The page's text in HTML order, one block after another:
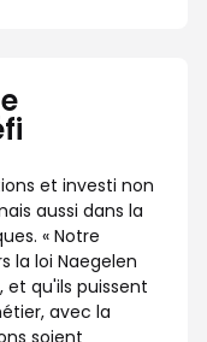
et investi non
aussi dans la
« Notre
la loi Naegelen
qu'ils puissent
avec la
soient